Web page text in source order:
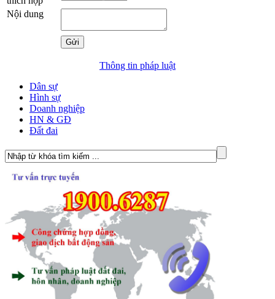
Nội dung
Thông tin pháp luật
Dân sự
Hình sự
Doanh nghiệp
HN & GĐ
Đất đai